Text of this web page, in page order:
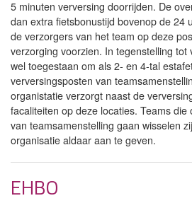
5 minuten verversing doorrijden. De
dan extra fietsbonustijd bovenop de 24
de verzorgers van het team op deze
verzorging voorzien. In tegenstelling tot
wel toegestaan om als 2- en 4-tal
verversingsposten van
organistatie verzorgt naast de
facaliteiten op deze locaties. Teams
van teamsamenstelling gaan wisselen
organisatie aldaar aan te geven.
EHBO